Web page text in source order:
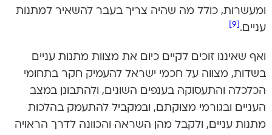
ומעשרות, כולל מה שהיה צריך בעבר להשאיר למתנות
עניים.
ואף שאיננו זוכים לקיים כיום את מצוות מתנות עניים
בשדות, מצווה על חכמי ישראל להעמיק חקר בתחומי
הכלכלה והתעסוקה בענפים השונים, ולהתבונן במצב
העניים ובגורמי מצוקתם, ובמקביל להתעמק בהלכות
מתנות עניים, ולקבל מהן השראה והכוונה לדרך הראויה